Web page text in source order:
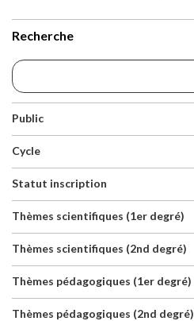
Recherche
Public
Cycle
Statut inscription
Thèmes scientifiques (1er degré)
Thèmes scientifiques (2nd degré)
Thèmes pédagogiques (1er degré)
Thèmes pédagogiques (2nd degré)